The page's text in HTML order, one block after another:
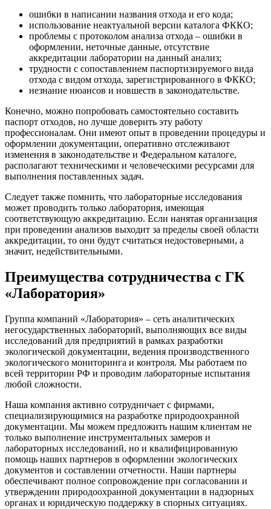
ошибки в написании названия отхода и его кода;
использование неактуальной версии каталога ФККО;
проблемы с протоколом анализа отхода – ошибки в
оформлении, неточные данные, отсутствие
аккредитации лаборатории на данный анализ;
трудности с сопоставлением паспортизируемого вида
отхода с видом отхода, зарегистрированного в ФККО;
незнание нюансов и новшеств в законодательстве.
Конечно, можно попробовать самостоятельно составить
паспорт отходов, но лучше доверить эту работу
профессионалам. Они имеют опыт в проведении процедуры и
оформлении документации, оперативно отслеживают
изменения в законодательстве и Федеральном каталоге,
располагают техническими и человеческими ресурсами для
выполнения поставленных задач.
Следует также помнить, что лабораторные исследования
может проводить только лаборатория, имеющая
соответствующую аккредитацию. Если нанятая организация
при проведении анализов выходит за пределы своей области
аккредитации, то они будут считаться недостоверными, а
значит, недействительными.
Преимущества сотрудничества с ГК
«Лаборатория»
Группа компаний «Лаборатория» – сеть аналитических
негосударственных лабораторий, выполняющих все виды
исследований для предприятий в рамках разработки
экологической документации, ведения производственного
экологического мониторинга и контроля. Мы работаем по
всей территории РФ и проводим лабораторные испытания
любой сложности.
Наша компания активно сотрудничает с фирмами,
специализирующимися на разработке природоохранной
документации. Мы можем предложить нашим клиентам не
только выполнение инструментальных замеров и
лабораторных исследований, но и квалифицированную
помощь наших партнеров в оформлении экологических
документов и составлении отчетности. Наши партнеры
обеспечивают полное сопровождение при согласовании и
утверждении природоохранной документации в надзорных
органах и юридическую поддержку в спорных ситуациях.